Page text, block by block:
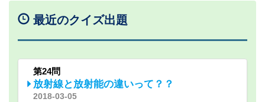
最近のクイズ出題
第24問
放射線と放射能の違いって？？
2018-03-05